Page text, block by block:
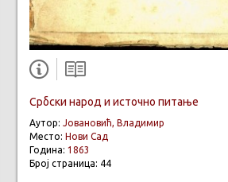
Србски народ и источно питање
Аутор: Јовановић, Владимир
Место: Нови Сад
Година: 1863
Број страница: 44